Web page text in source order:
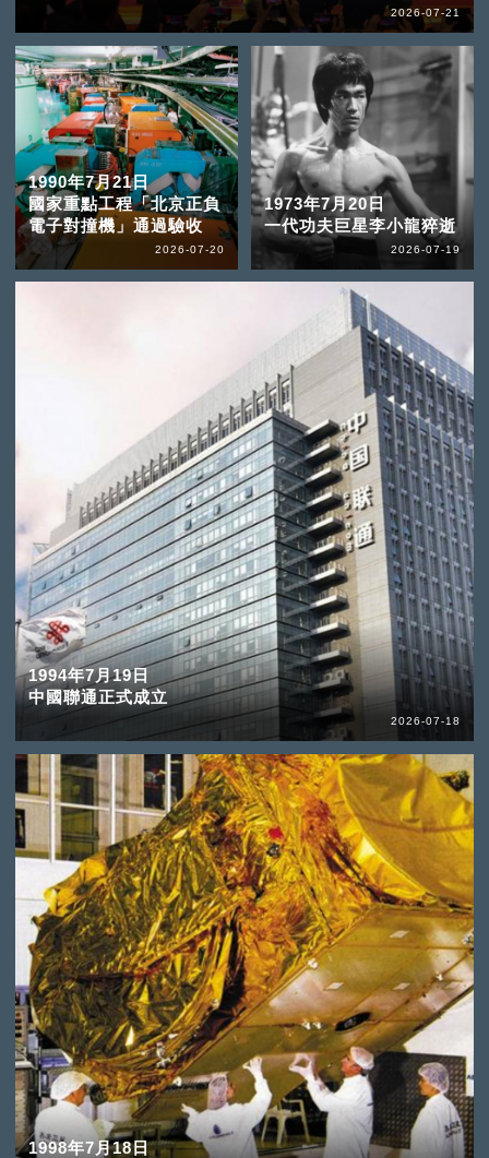
2026-07-21
1990年7月21日
國家重點工程「北京正負
電子對撞機」通過驗收
2026-07-20
1973年7月20日
一代功夫巨星李小龍猝逝
2026-07-19
1994年7月19日
中國聯通正式成立
2026-07-18
1998年7月18日